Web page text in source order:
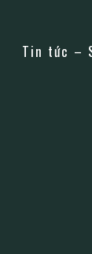
Tin tức –